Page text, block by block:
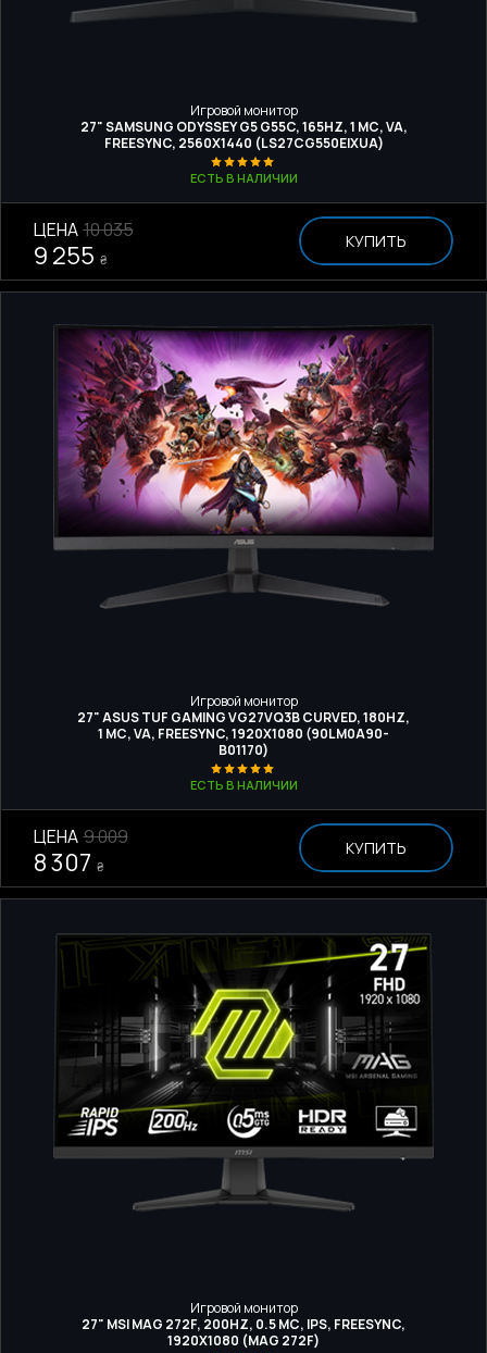
Игровой монитор
27" SAMSUNG ODYSSEY G5 G55C, 165HZ, 1 МС, VA,
FREESYNC, 2560Х1440 (LS27CG550EIXUA)
ЕСТЬ В НАЛИЧИИ
ЦЕНА 10 035
9 255 ₴
КУПИТЬ
Игровой монитор
27" ASUS TUF GAMING VG27VQ3B CURVED, 180HZ,
1 МС, VA, FREESYNC, 1920Х1080 (90LM0A90-
B01170)
ЕСТЬ В НАЛИЧИИ
ЦЕНА 9 009
8 307 ₴
КУПИТЬ
Игровой монитор
27" MSI MAG 272F, 200HZ, 0.5 МС, IPS, FREESYNC,
1920Х1080 (MAG 272F)